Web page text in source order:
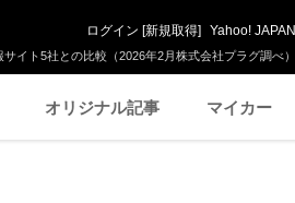
イト5社との比較（2026年2月株式会社プラグ調べ）
ログイン [新規取得] Yahoo! JAPAN
オリジナル記事 マイカー